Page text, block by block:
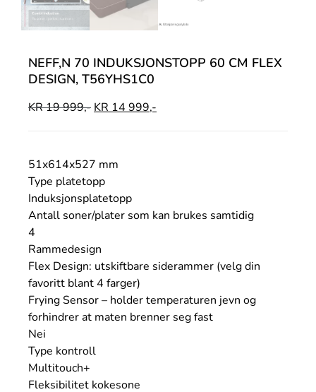
NEFF,N 70 INDUKSJONSTOPP 60 CM FLEX
DESIGN, T56YHS1C0
KR19 999,- KR 14 999,-
51x614x527 mm
Type platetopp
Induksjonsplatetopp
Antall soner/plater som kan brukes samtidig
4
Rammedesign
Flex Design: utskiftbare siderammer (velg din
favoritt blant 4 farger)
Frying Sensor – holder temperaturen jevn og
forhindrer at maten brenner seg fast
Nei
Type kontroll
Multitouch+
Fleksibilitet kokesone